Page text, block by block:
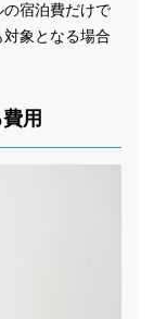
の宿泊費だけで
象となる場合
用